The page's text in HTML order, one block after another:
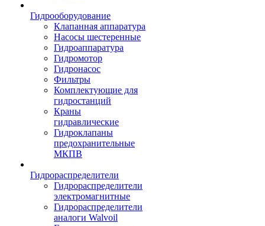
Гидрооборудование
Клапанная аппаратура
Насосы шестеренные
Гидроаппаратура
Гидромотор
Гидронасос
Фильтры
Комплектующие для
гидростанций
Краны
гидравлические
Гидроклапаны
предохранительные
МКПВ
Гидрораспределители
Гидрораспределители
электромагнитные
Гидрораспределители
аналоги Walvoil